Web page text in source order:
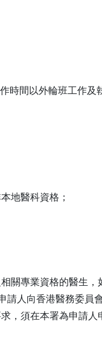
時間以外輪班工作及
地醫科資格；
關專業資格的醫生
人向香港醫務委員
，須在本署為申請